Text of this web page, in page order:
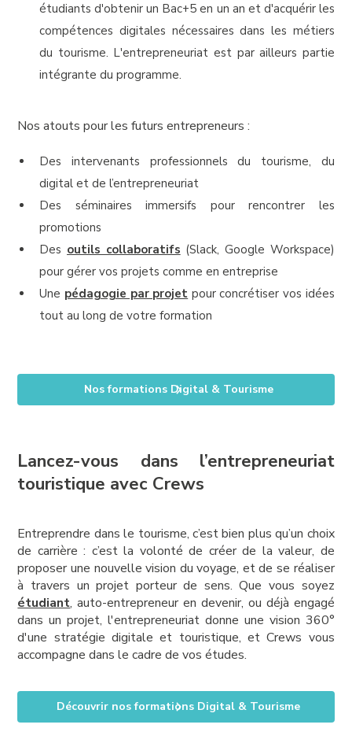
étudiants d'obtenir un Bac+5 en un an et d'acquérir les
compétences digitales nécessaires dans les métiers
du tourisme. L'entrepreneuriat est par ailleurs partie
intégrante du programme.
Nos atouts pour les futurs entrepreneurs :
Des intervenants professionnels du tourisme, du
digital et de l’entrepreneuriat
Des séminaires immersifs pour rencontrer les
promotions
Des outils collaboratifs (Slack, Google Workspace)
pour gérer vos projets comme en entreprise
Une pédagogie par projet pour concrétiser vos idées
tout au long de votre formation
Nos formations Digital & Tourisme
Lancez-vous dans l’entrepreneuriat
touristique avec Crews
Entreprendre dans le tourisme, c’est bien plus qu’un choix
de carrière : c’est la volonté de créer de la valeur, de
proposer une nouvelle vision du voyage, et de se réaliser
à travers un projet porteur de sens. Que vous soyez
étudiant, auto-entrepreneur en devenir, ou déjà engagé
dans un projet, l'entrepreneuriat donne une vision 360°
d'une stratégie digitale et touristique, et Crews vous
accompagne dans le cadre de vos études.
Découvrir nos formations Digital & Tourisme